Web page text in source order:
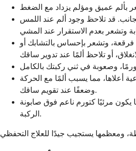
قد تلاحظ وجود ألم عند اللمس
وتشعر بإحساس بالتشابك أو
أعلاها، مما يسبب ألمًا مع الحركة
وضعفًا عند تقويم ساقك.
يكون مرئيًا كتورم ناعم فوق صابونة
الركبة.